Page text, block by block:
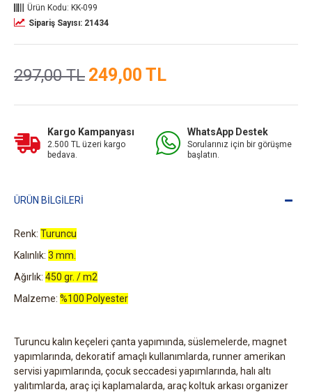
249,00 TL
297,00 TL
Ürün Kodu: KK-099
Sipariş Sayısı: 21434
Kargo Kampanyası
2.500 TL üzeri kargo
bedava.
WhatsApp Destek
Sorularınız için bir görüşme
başlatın.
ÜRÜN BILGILERI
Renk: Turuncu
Kalınlık: 3 mm.
Ağırlık: 450 gr. / m2
Malzeme: %100 Polyester
Turuncu kalın keçeleri çanta yapımında, süslemelerde, magnet
yapımlarında, dekoratif amaçlı kullanımlarda, runner amerikan
servisi yapımlarında, çocuk seccadesi yapımlarında, halı altı
yalıtımlarda, araç içi kaplamalarda, araç koltuk arkası organizer